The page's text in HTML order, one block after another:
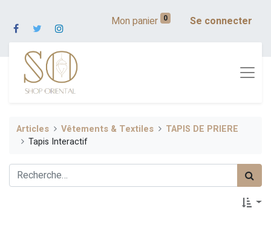
Mon panier 0 Se connecter
Articles Vêtements & Textiles
TAPIS DE PRIERE
Tapis Interactif